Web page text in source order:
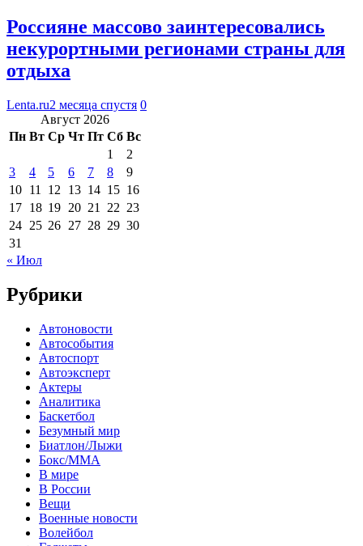
Россияне массово заинтересовались
некурортными регионами страны для
отдыха
Lenta.ru2 месяца спустя 0
Август 2026
Пн Вт Ср Чт Пт Сб Вс
1
2
3
4 5 6 7 8
9
10 11 12 13 14 15 16
17 18 19 20 21 22 23
24 25 26 27 28 29 30
31
« Июл
Рубрики
Автоновости
Автособытия
Автоспорт
Автоэксперт
Актеры
Аналитика
Баскетбол
Безумный мир
Биатлон/Лыжи
Бокс/MMA
В мире
В России
Вещи
Военные новости
Волейбол